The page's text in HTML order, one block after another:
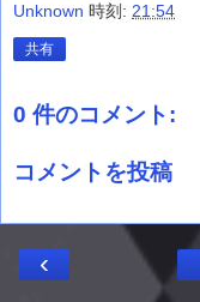
Unknown 時刻: 21:54
共有
0 件のコメント:
コメントを投稿
‹